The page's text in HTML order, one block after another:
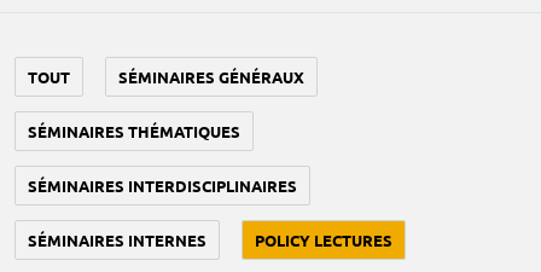
TOUT SÉMINAIRES GÉNÉRAUX
SÉMINAIRES THÉMATIQUES
SÉMINAIRES INTERDISCIPLINAIRES
SÉMINAIRES INTERNES POLICY LECTURES